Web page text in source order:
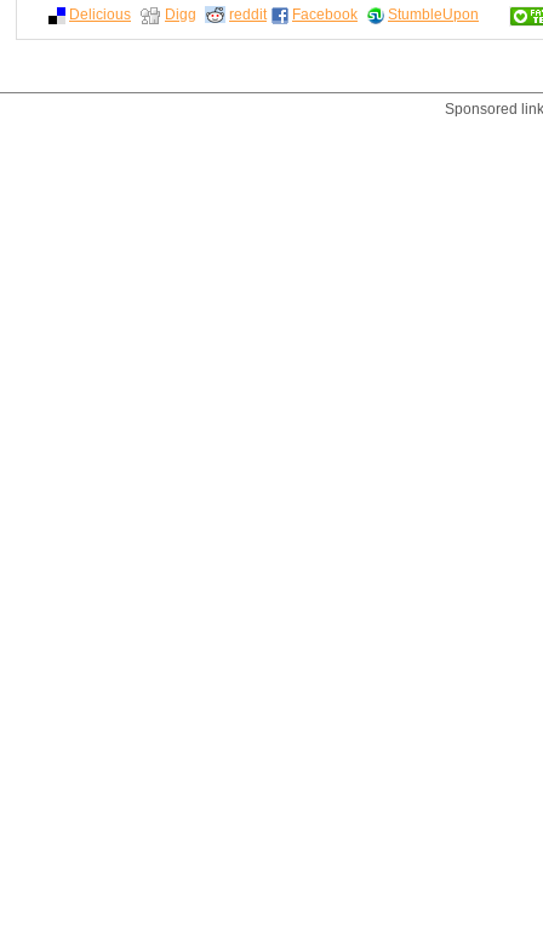
Delicious Digg reddit Facebook StumbleUpon
Sponsored